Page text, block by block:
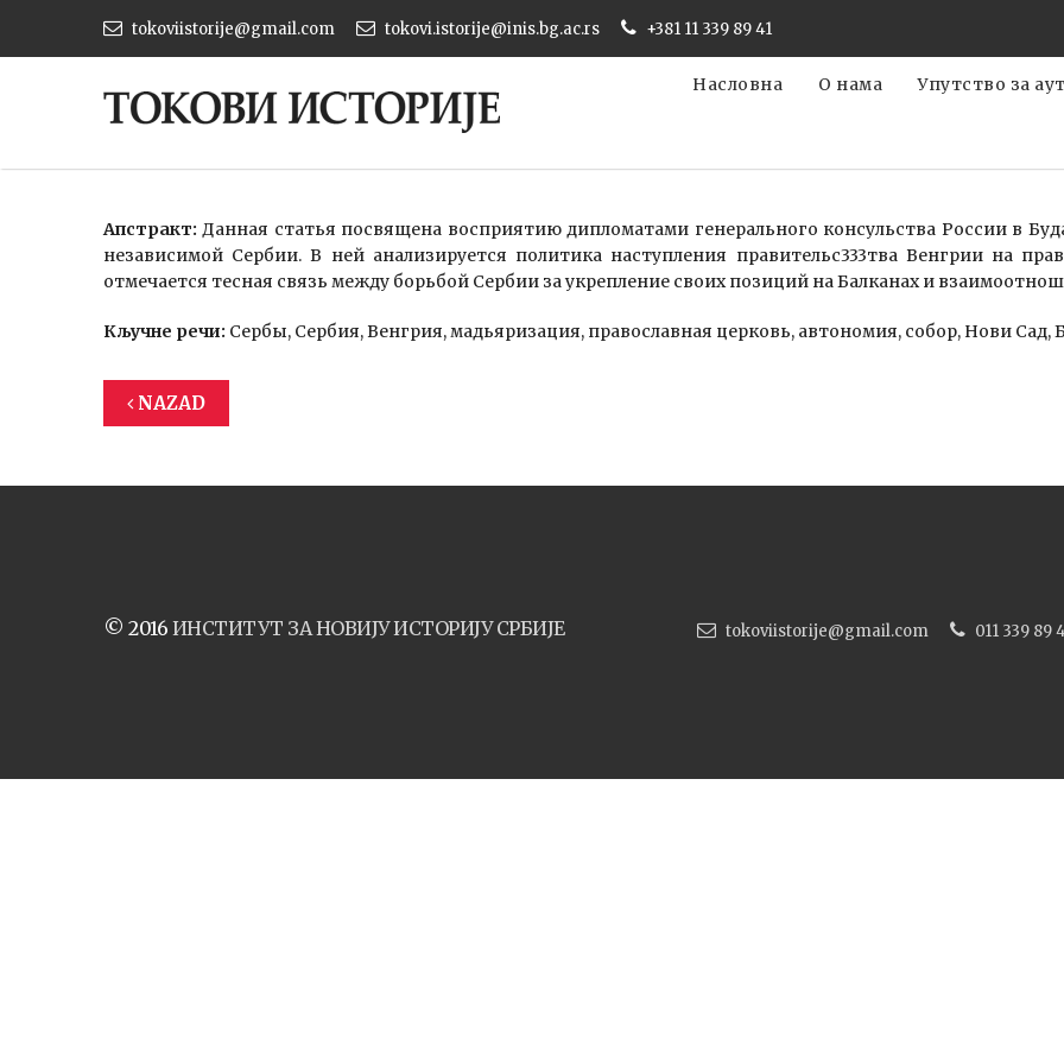
tokoviistorije@gmail.com tokovi.istorije@inis.bg.ac.rs +381 11 339 89 41
Насловна О нама Упутство за
Апстракт: Данная статья посвящена восприятию дипломатами генерального консульства России в
независимой Сербии. В ней анализируется политика наступления правительс333тва Венгрии на
отмечается тесная связь между борьбой Сербии за укрепление своих позиций на Балканах и
Кључне речи: Сербы, Сербия, Венгрия, мадьяризация, православная церковь, автономия, собор, Нови Сад,
NAZAD
© 2016 ИНСТИТУТ ЗА НОВИЈУ ИСТОРИЈУ СРБИЈЕ tokoviistorije@gmail.com 011 339 89